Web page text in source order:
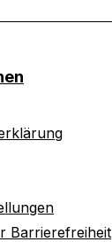
Barrierefreiheit